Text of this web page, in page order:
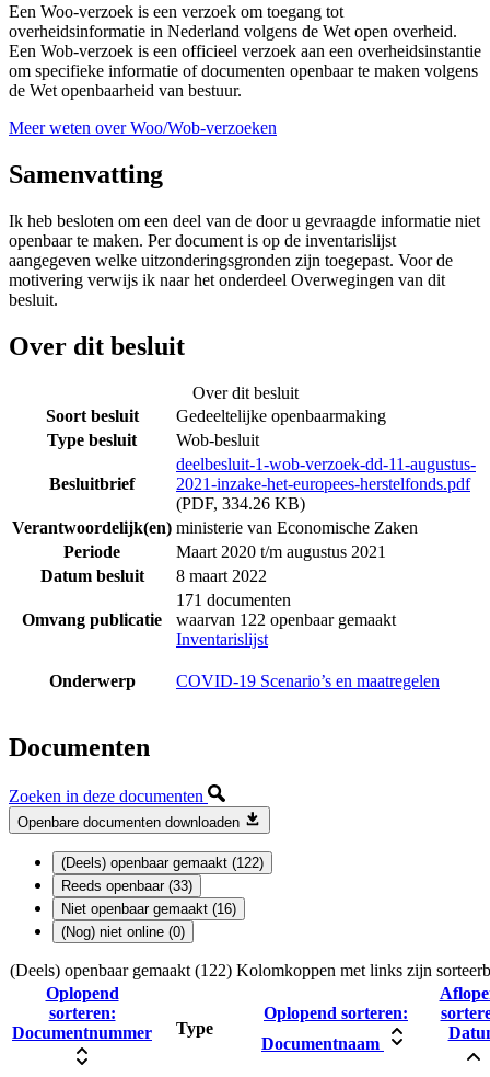
Een Woo-verzoek is een verzoek om toegang tot
overheidsinformatie in Nederland volgens de Wet open overheid.
Een Wob-verzoek is een officieel verzoek aan een overheidsinstantie
om specifieke informatie of documenten openbaar te maken volgens
de Wet openbaarheid van bestuur.
Meer weten over Woo/Wob-verzoeken
Samenvatting
Ik heb besloten om een deel van de door u gevraagde informatie niet
openbaar te maken. Per document is op de inventarislijst
aangegeven welke uitzonderingsgronden zijn toegepast. Voor de
motivering verwijs ik naar het onderdeel Overwegingen van dit
besluit.
Over dit besluit
Over dit besluit
Soort besluit
Gedeeltelijke openbaarmaking
Type besluit
Wob-besluit
Besluitbrief
deelbesluit-1-wob-verzoek-dd-11-augustus-
2021-inzake-het-europees-herstelfonds.pdf
(PDF, 334.26 KB)
Verantwoordelijk(en) ministerie van Economische Zaken
Periode
Maart 2020 t/m augustus 2021
Datum besluit
8 maart 2022
Omvang publicatie
171 documenten
waarvan 122 openbaar gemaakt
Inventarislijst
Onderwerp COVID-19 Scenario’s en maatregelen
Documenten
Zoeken in deze documenten
Openbare documenten downloaden
(Deels) openbaar gemaakt (122)
Reeds openbaar (33)
Niet openbaar gemaakt (16)
(Nog) niet online (0)
(Deels) openbaar gemaakt (122) Kolomkoppen met links zijn
Oplopend
sorteren:
Documentnummer
Type
Oplopend sorteren:
Documentnaam